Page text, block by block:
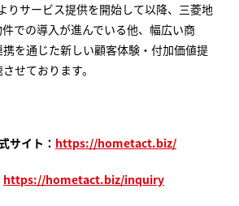
りサービス提供を開始して以降、三菱地
での導入が進んでいる他、幅広い商
を通じた新しい顧客体験・付加価値提
せております。
サイト： https://hometact.biz/
https://hometact.biz/inquiry